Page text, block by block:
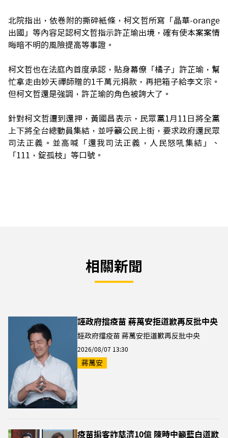
北院指出，依卷附的撕碎紙條，柯文哲所寫「晶華-orange
出國」等內容足認柯文哲指示許芷瑜出境，確有使本案案情
晦暗不明的風險提高等事證。
柯文哲也在法庭內首度承認，貼身幕僚「橘子」許芷瑜，幫
忙拿走由妙天禪師贈的1千萬元捐款，再把箱子給李文宗。
但柯文哲還是強調，許芷瑜的角色被誇大了。
針對柯文哲遭到還押，黃國昌表示，民眾黨1月11日將全黨
上下將全台總動員集結，並呼籲公民上街，要求政府還民眾
司法正義。並高喊「還我司法正義，人民怒吼集結」、
「111，錠孤枝」等口號。
相關新聞
誣政府擋疫苗 蔣萬安拒道歉再反批中央
誣政府擋疫苗 蔣萬安拒道歉再反批中央
2026/08/07 13:30
蔣萬安
疫苗掮客詐慈濟10億 陳時中籲藍白道歉